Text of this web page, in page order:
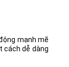
mạnh mẽ
cách dễ dàng